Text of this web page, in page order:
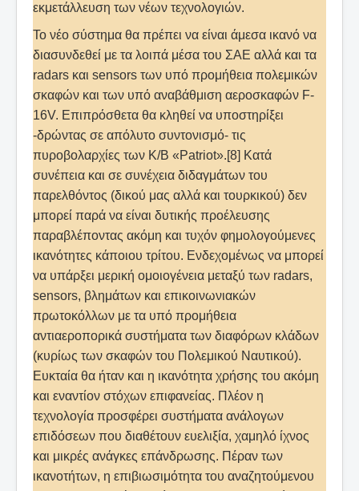
εκμετάλλευση των νέων τεχνολογιών.
Το νέο σύστημα θα πρέπει να είναι άμεσα ικανό να
διασυνδεθεί με τα λοιπά μέσα του ΣΑΕ αλλά και τα
radars και sensors των υπό προμήθεια πολεμικών
σκαφών και των υπό αναβάθμιση αεροσκαφών F-
16V. Επιπρόσθετα θα κληθεί να υποστηρίξει
-δρώντας σε απόλυτο συντονισμό- τις
πυροβολαρχίες των Κ/Β «Patriot».[8] Κατά
συνέπεια και σε συνέχεια διδαγμάτων του
παρελθόντος (δικού μας αλλά και τουρκικού) δεν
μπορεί παρά να είναι δυτικής προέλευσης
παραβλέποντας ακόμη και τυχόν φημολογούμενες
ικανότητες κάποιου τρίτου. Ενδεχομένως να μπορεί
να υπάρξει μερική ομοιογένεια μεταξύ των radars,
sensors, βλημάτων και επικοινωνιακών
πρωτοκόλλων με τα υπό προμήθεια
αντιαεροπορικά συστήματα των διαφόρων κλάδων
(κυρίως των σκαφών του Πολεμικού Ναυτικού).
Ευκταία θα ήταν και η ικανότητα χρήσης του ακόμη
και εναντίον στόχων επιφανείας. Πλέον η
τεχνολογία προσφέρει συστήματα ανάλογων
επιδόσεων που διαθέτουν ευελιξία, χαμηλό ίχνος
και μικρές ανάγκες επάνδρωσης. Πέραν των
ικανοτήτων, η επιβιωσιμότητα του αναζητούμενου